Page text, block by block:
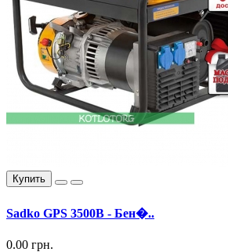
Купить
Sadko GPS 3500B - Бен�..
0.00 грн.